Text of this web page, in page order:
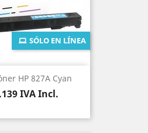
HP 827A Cyan
IVA Incl.
SÓLO EN LÍNEA